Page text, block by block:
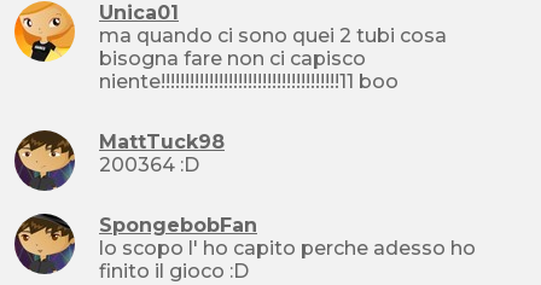
Unica01
ma quando ci sono quei 2 tubi cosa
bisogna fare non ci capisco
niente!!!!!!!!!!!!!!!!!!!!!!!!!!!!!!!!!!!!!11 boo
MattTuck98
200364 :D
SpongebobFan
lo scopo l' ho capito perche adesso ho
finito il gioco :D